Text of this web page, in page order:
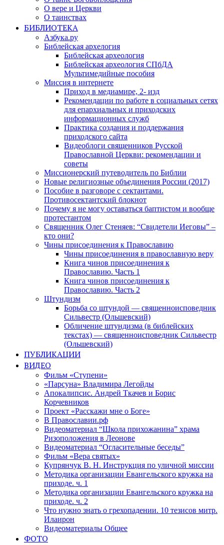
О вере и Церкви
О таинствах
БИБЛИОТЕКА
Азбука.ру
Библейская архелогия
Библейская археология
Библейская археология СПбДА
Мультимедийные пособия
Миссия в интернете
Приход в медиамире, 2- изд
Рекомендации по работе в социальных сетях
для епархиальных и приходских
информационных служб
Практика создания и поддержания
приходского сайта
Видеоблоги священников Русской
Православной Церкви: рекомендации и
советы
Миссионерский путеводитель по Библии
Новые религиозные объединения России (2017)
Пособие в разговоре с сектантами.
Противосектантский блокнот
Почему я не могу оставаться баптистом и вообще
протестантом
Священник Олег Стеняев: “Свидетели Иеговы” –
кто они?
Чины присоединения к Православию
Чины присоединения в православную веру
Книга чинов присоединения к
Православию. Часть 1
Книга чинов присоединения к
Православию. Часть 2
Штундизм
Борьба со штундой — священноисповедник
Сильвестр (Ольшевский)
Обличение штундизма (в библейских
текстах) — священноисповедник Сильвестр
(Ольшевский)
ПУБЛИКАЦИИ
ВИДЕО
Фильм «Ступени»
«Парсуна» Владимира Легойды
Апокалипсис. Андрей Ткачев и Борис
Корчевников
Проект «Расскажи мне о Боге»
В Православии.рф
Видеоматериал “Школа прихожанина” храма
Ризоположения в Леонове
Видеоматериал “Огласительные беседы”
Фильм «Вера святых»
Купрянчук В. Н. Инструкция по уличной миссии
Методика организации Евангельского кружка на
приходе. ч. 1
Методика организации Евангельского кружка на
приходе. ч. 2
Что нужно знать о грехопадении. 10 тезисов митр.
Илаирон
Видеоматериалы Общее
ФОТО